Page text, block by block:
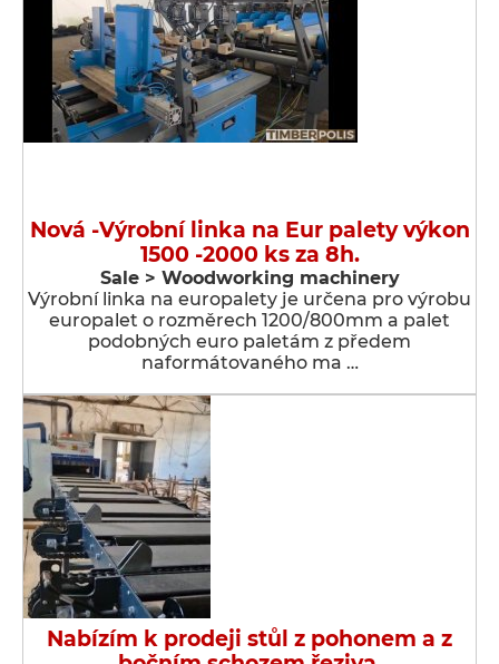
Nová -Výrobní linka na Eur palety výkon
1500 -2000 ks za 8h.
Sale > Woodworking machinery
Výrobní linka na europalety je určena pro výrobu
europalet o rozměrech 1200/800mm a palet
podobných euro paletám z předem
naformátovaného ma …
Nabízím k prodeji stůl z pohonem a z